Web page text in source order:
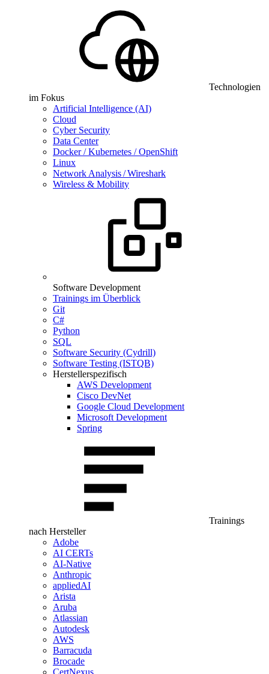
Technologien
im Fokus
Artificial Intelligence (AI)
Cloud
Cyber Security
Data Center
Docker / Kubernetes / OpenShift
Linux
Network Analysis / Wireshark
Wireless & Mobility
Software Development
Trainings im Überblick
Git
C#
Python
SQL
Software Security (Cydrill)
Software Testing (ISTQB)
Herstellerspezifisch
AWS Development
Cisco DevNet
Google Cloud Development
Microsoft Development
Spring
Trainings
nach Hersteller
Adobe
AI CERTs
AI-Native
Anthropic
appliedAI
Arista
Aruba
Atlassian
Autodesk
AWS
Barracuda
Brocade
CertNexus